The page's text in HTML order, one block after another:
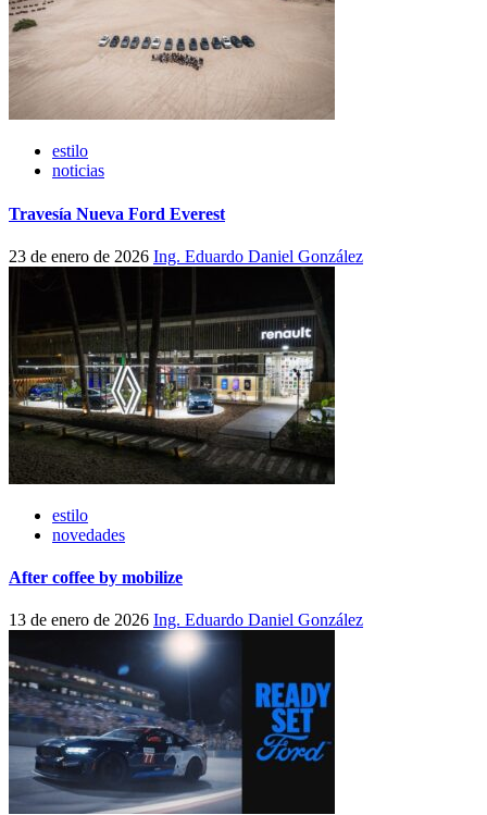
estilo
noticias
Travesía Nueva Ford Everest
23 de enero de 2026 Ing. Eduardo Daniel González
estilo
novedades
After coffee by mobilize
13 de enero de 2026 Ing. Eduardo Daniel González